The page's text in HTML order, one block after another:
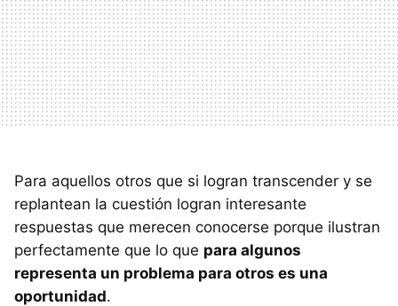
Para aquellos otros que si logran transcender y se
replantean la cuestión logran interesante
respuestas que merecen conocerse porque ilustran
perfectamente que lo que para algunos
representa un problema para otros es una
oportunidad.